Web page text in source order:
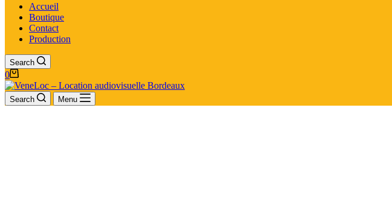
Accueil
Boutique
Contact
Production
Search
0
Search Menu